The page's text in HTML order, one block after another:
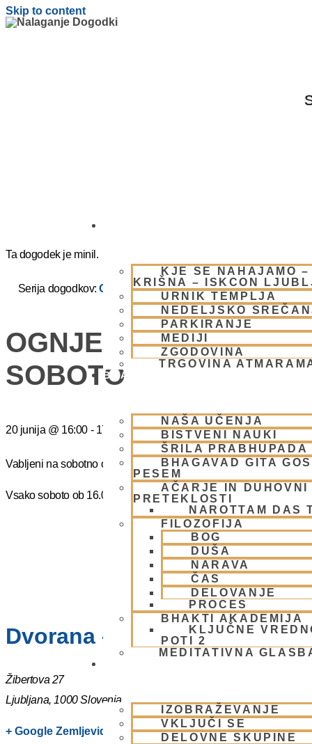
Skip to content
KJE SE NAHAJAMO
KRIŠNA – ISKCON
URNIK TEMPLJA
NEDELJSKO
PARKIRANJE
MEDIJI
ZGODOVINA
TRGOVINA
BHAKTI JOGA
NAŠA UČENJA
BISTVENI NAUKI
ŠRILA PRABHUPADA
BHAGAVAD GITA
PESEM
AČARJE IN
PRETEKLOSTI
NAROTTAM DAS
FILOZOFIJA
BOG
DUŠA
NARAVA
ČAS
DELOVANJE
PROCES
BHAKTI AKADEMIJA
KLJUČNE
POTI 2
MEDITATIVNA
IZOBRAŽEVANJE
VKLJUČI SE
DELOVNE SKUPINE
Ta dogodek je minil.
Serija dogodkov:OGNJENO ŽRTVOVANJE –
OGNJENO
SOBOTO
20 junija @ 16:00 - 17:00
Vabljeni na sobotno ognjeno žrtovanje – Narasimaha jagja. Prost
Vsako soboto ob 16.00 do 17:00
Dvorana – Center Hare
Žibertova 27
Ljubljana, 1000 Slovenia
+ Google Zemljevidi